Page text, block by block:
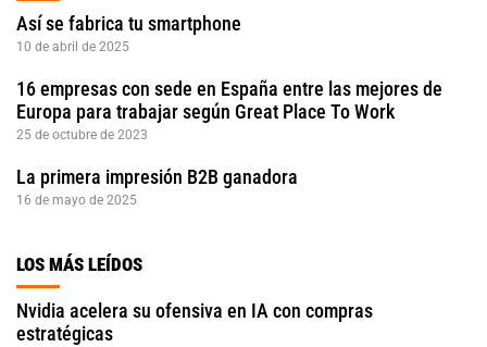
Así se fabrica tu smartphone
10 de abril de 2025
16 empresas con sede en España entre las mejores de
Europa para trabajar según Great Place To Work
25 de octubre de 2023
La primera impresión B2B ganadora
16 de mayo de 2025
LOS MÁS LEÍDOS
Nvidia acelera su ofensiva en IA con compras
estratégicas